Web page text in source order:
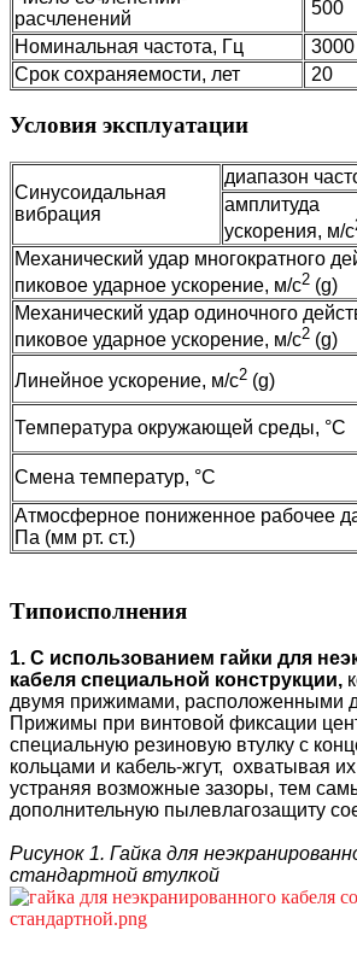
расчленений
500
Номинальная частота, Гц
3000
Срок сохраняемости, лет
20
Условия эксплуатации
Синусоидальная
вибрация
диапазон
амплитуда
ускорения, м/с
Механический удар многократного
пиковое ударное ускорение, м/с2 (g)
Механический удар одиночного
пиковое ударное ускорение, м/с2 (g)
Линейное ускорение, м/с2 (g)
Температура окружающей среды, °C
Смена температур, °C
Атмосферное пониженное рабочее
Па (мм рт. ст.)
Типоисполнения
1. С использованием гайки для
кабеля специальной конструкции,
двумя прижимами, расположенными
Прижимы при винтовой фиксации
специальную резиновую втулку с
кольцами и кабель-жгут, охватывая
устраняя возможные зазоры, тем
дополнительную пылевлагозащиту
Рисунок 1. Гайка для
стандартной втулкой